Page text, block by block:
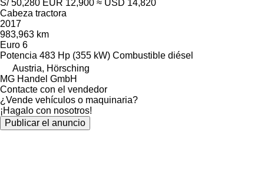
S/ 50,280 EUR 12,900 ≈ USD 14,820
Cabeza tractora
2017
983,963 km
Euro 6
Potencia 483 Hp (355 kW) Combustible diésel
Austria, Hörsching
MG Handel GmbH
Contacte con el vendedor
¿Vende vehículos o maquinaria?
¡Hagalo con nosotros!
Publicar el anuncio